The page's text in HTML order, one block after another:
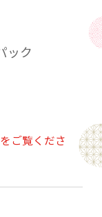
ック
ご覧くださ